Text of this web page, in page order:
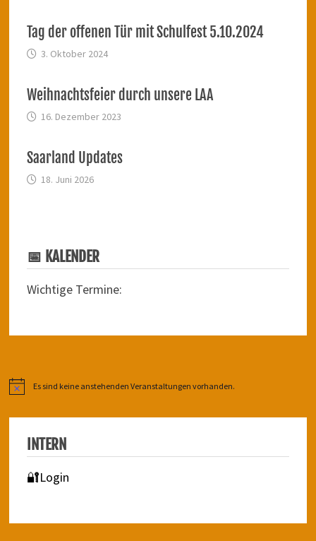
Tag der offenen Tür mit Schulfest 5.10.2024
3. Oktober 2024
Weihnachtsfeier durch unsere LAA
16. Dezember 2023
Saarland Updates
18. Juni 2026
📅 KALENDER
Wichtige Termine:
HinweisEs sind keine anstehenden Veranstaltungen vorhanden.
INTERN
🔐Login